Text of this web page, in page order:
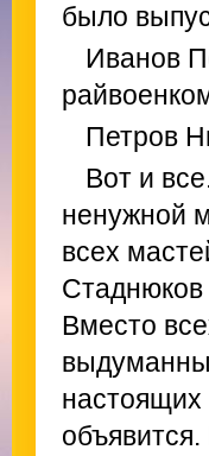
было
Иванов
Петров
Вот и
ненужной
всех
Стаднюков
Вместо
настоящих